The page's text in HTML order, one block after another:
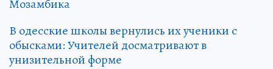
Мозамбика
В одесские школы вернулись их ученики с
обысками: Учителей досматривают в
унизительной форме